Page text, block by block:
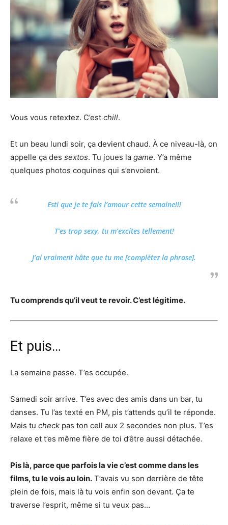
Vous vous retextez. C’est chill.
Et un beau lundi soir, ça devient chaud. À ce niveau-là, on
appelle ça des sextos. Tu joues la game. Y’a même
quelques photos coquines qui s’envoient.
Estique je te fais l’amour cette semaine!!!
T’es trop sexy, tu m’excites tellement!
J’ai vraiment hâte que tu me [complétez la phrase].
Tu comprends qu’il veut te revoir. C’est légitime.
Et puis…
La semaine passe. T’es occupée.
Samedi soir arrive. T’es avec des amis dans un bar, tu
danses. Tu l’as texté en PM, pis t’attends qu’il te réponde.
Mais tu check pas ton cell aux 2 secondes non plus. T’es
relaxe et t’es même fière de toi d’être aussi détachée.
Pis là, parce que parfois la vie c’est comme dans les
films, tu le vois au loin. T’avais vu son derrière de tête
plein de fois, mais là tu vois enfin son devant. Ça te
traverse l’esprit, même si tu veux pas…